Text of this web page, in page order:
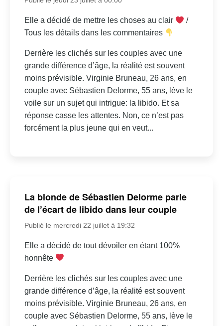
Elle a décidé de mettre les choses au clair
/
Tous les détails dans les commentaires
Derrière les clichés sur les couples avec une
grande différence d’âge, la réalité est souvent
moins prévisible. Virginie Bruneau, 26 ans, en
couple avec Sébastien Delorme, 55 ans, lève le
voile sur un sujet qui intrigue: la libido. Et sa
réponse casse les attentes. Non, ce n’est pas
forcément la plus jeune qui en veut...
La blonde de Sébastien Delorme parle
de l’écart de libido dans leur couple
Publié le mercredi 22 juillet à 19:32
Elle a décidé de tout dévoiler en étant 100%
honnête
Derrière les clichés sur les couples avec une
grande différence d’âge, la réalité est souvent
moins prévisible. Virginie Bruneau, 26 ans, en
couple avec Sébastien Delorme, 55 ans, lève le